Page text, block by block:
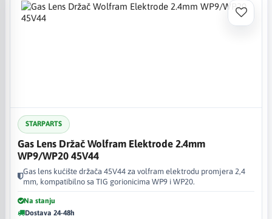
STARPARTS
Gas Lens Držač Wolfram Elektrode 2.4mm
WP9/WP20 45V44
Gas lens kućište držača 45V44 za volfram elektrodu promjera 2,4
mm, kompatibilno sa TIG gorionicima WP9 i WP20.
Na stanju
Dostava 24-48h